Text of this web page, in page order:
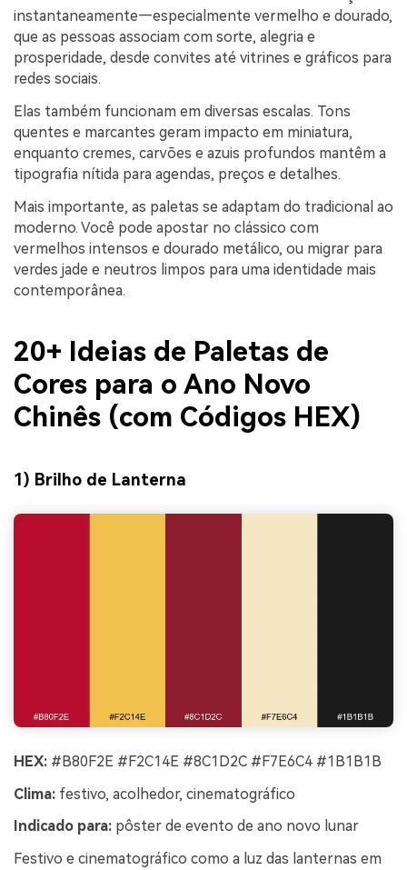
instantaneamente—especialmente vermelho e dourado,
que as pessoas associam com sorte, alegria e
prosperidade, desde convites até vitrines e gráficos para
redes sociais.
Elas também funcionam em diversas escalas. Tons
quentes e marcantes geram impacto em miniatura,
enquanto cremes, carvões e azuis profundos mantêm a
tipografia nítida para agendas, preços e detalhes.
Mais importante, as paletas se adaptam do tradicional ao
moderno. Você pode apostar no clássico com
vermelhos intensos e dourado metálico, ou migrar para
verdes jade e neutros limpos para uma identidade mais
contemporânea.
20+ Ideias de Paletas de
Cores para o Ano Novo
Chinês (com Códigos HEX)
1) Brilho de Lanterna
HEX: #B80F2E #F2C14E #8C1D2C #F7E6C4 #1B1B1B
Clima: festivo, acolhedor, cinematográfico
Indicado para: pôster de evento de ano novo lunar
Festivo e cinematográfico como a luz das lanternas em